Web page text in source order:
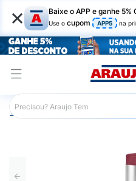
× Baixe o APP e ganhe 5%
Use o cupom APP5 na
Araujo Maquiagem